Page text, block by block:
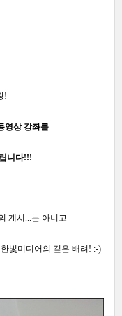
!
영상 강좌를
니다!!!
계시...는 아니고
빛미디어의 깊은 배려! :-)